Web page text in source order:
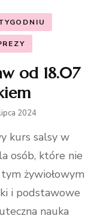
od 18.07
2024
kurs salsy w
osób, które nie
tym żywiołowym
i podstawowe
nauka